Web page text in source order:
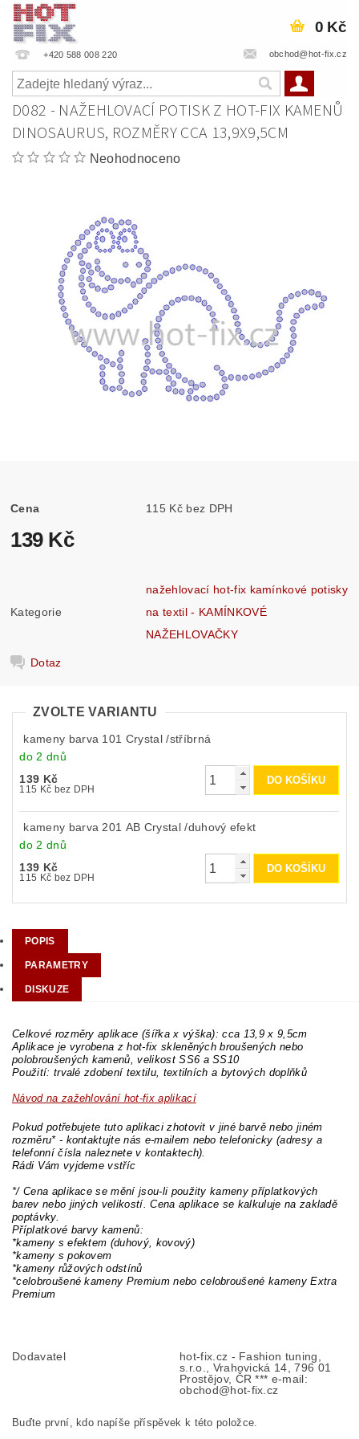
+420 588 008 220 obchod@hot-fix.cz
0 Kč
D082 - NAŽEHLOVACÍ POTISK Z HOT-FIX KAMENŮ
DINOSAURUS, ROZMĚRY CCA 13,9X9,5CM
Neohodnoceno
Cena 115 Kč bez DPH
139 Kč
Kategorie
nažehlovací hot-fix kamínkové potisky
na textil - KAMÍNKOVÉ
NAŽEHLOVAČKY
Dotaz
ZVOLTE VARIANTU
kameny barva 101 Crystal /stříbrná
do 2 dnů
139 Kč
115 Kč bez DPH
kameny barva 201 AB Crystal /duhový efekt
do 2 dnů
139 Kč
115 Kč bez DPH
POPIS
PARAMETRY
DISKUZE
Celkové rozměry aplikace (šířka x výška): cca 13,9 x 9,5cm
Aplikace je vyrobena z hot-fix skleněných broušených nebo
polobroušených kamenů, velikost SS6 a SS10
Použití: trvalé zdobení textilu, textilních a bytových doplňků
Návod na zažehlování hot-fix aplikací
Pokud potřebujete tuto aplikaci zhotovit v jiné barvě nebo jiném
rozměru* - kontaktujte nás e-mailem nebo telefonicky (adresy a
telefonní čísla naleznete v kontaktech).
Rádi Vám vyjdeme vstříc
*/ Cena aplikace se mění jsou-li použity kameny příplatkových
barev nebo jiných velikostí. Cena aplikace se kalkuluje na zakladě
poptávky.
Příplatkové barvy kamenů:
*kameny s efektem (duhový, kovový)
*kameny s pokovem
*kameny růžových odstínů
*celobroušené kameny Premium nebo celobroušené kameny Extra
Premium
Dodavatel
hot-fix.cz - Fashion tuning,
s.r.o., Vrahovická 14, 796 01
Prostějov, ČR *** e-mail:
obchod@hot-fix.cz
Buďte první, kdo napíše příspěvek k této položce.